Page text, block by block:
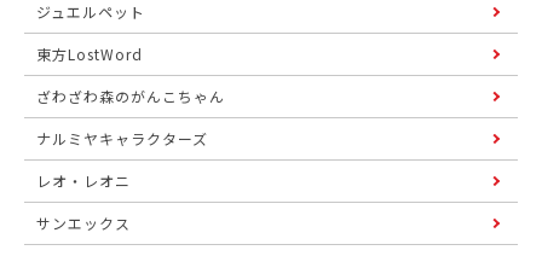
ジュエルペット
東方LostWord
ざわざわ森のがんこちゃん
ナルミヤキャラクターズ
レオ・レオニ
サンエックス